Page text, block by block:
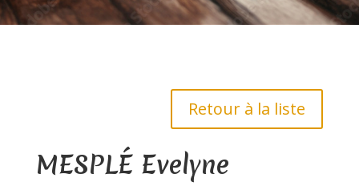
Retour à la liste
MESPLÉ Evelyne